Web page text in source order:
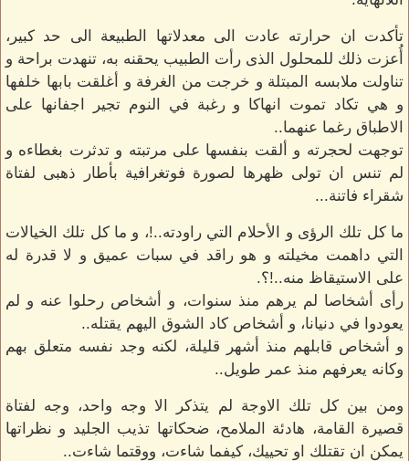
تأكدت ان حرارته عادت الى معدلاتها الطبيعة الى حد كبير،
أُعزت ذلك للمحلول الذى رأت الطبيب يحقنه به، تنهدت براحة و
تناولت ملابسه المبتلة و خرجت من الغرفة و أغلقت بابها خلفها
و هي تكاد تموت انهاكا و رغبة في النوم تجير اجفانها على
الاطباق رغما عنهما..
توجهت لحجرته و ألقت بنفسها على مرتبته و تدثرت بغطاءه و
لم تنس ان تولى ظهرها لصورة فوتغرافية بأطار ذهبى لفتاة
شقراء فاتنة...
ما كل تلك الرؤى و الأحلام التي راودته..!، و ما كل تلك الخيالات
التي داهمت مخيلته و هو راقد في سبات عميق و لا قدرة له
على الاستيقاظ منه..!؟.
رأى أشخاصا لم يرهم منذ سنوات، و أشخاص رحلوا عنه و لم
يعودوا في دنيانا، و أشخاص كاد الشوق اليهم يقتله..
و أشخاص قابلهم منذ أشهر قليلة، لكنه وجد نفسه متعلق بهم
وكانه يعرفهم منذ عمر طويل..
ومن بين كل تلك الاوجة لم يتذكر الا وجه واحد، وجه لفتاة
قصيرة القامة، هادئة الملامح، ضحكاتها تذيب الجليد و نظراتها
يمكن ان تقتلك او تحييك، كيفما شاءت، ووقتما شاءت..